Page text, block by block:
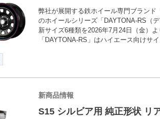
弊社が展開する鉄ホイール専門ブランド
のホイールシリーズ「DAYTONA-RS（
新サイズ6種類を2026年7月24日（金）
「DAYTONA-RS」はハイエース向けサ
新商品情報
S15 シルビア用 純正形状 リ